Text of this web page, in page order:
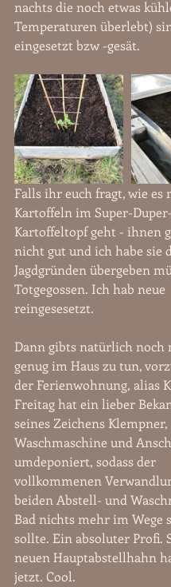
nachts die noch etwas
Temperaturen überlebt)
eingesetzt bzw -gesät.
Falls ihr euch fragt, wie es
Kartoffeln im Super-Duper-
Kartoffeltopf geht - ihnen
nicht gut und ich habe sie
Jagdgründen übergeben
Totgegossen. Ich hab neue
reingesesetzt.
Dann gibts natürlich noch
genug im Haus zu tun,
der Ferienwohnung, alias
Freitag hat ein lieber
seines Zeichens Klempner,
Waschmaschine und
umdeponiert, sodass der
vollkommenen
beiden Abstell- und
Bad nichts mehr im Wege
sollte. Ein absoluter Profi.
neuen Hauptabstellhahn
jetzt. Cool.